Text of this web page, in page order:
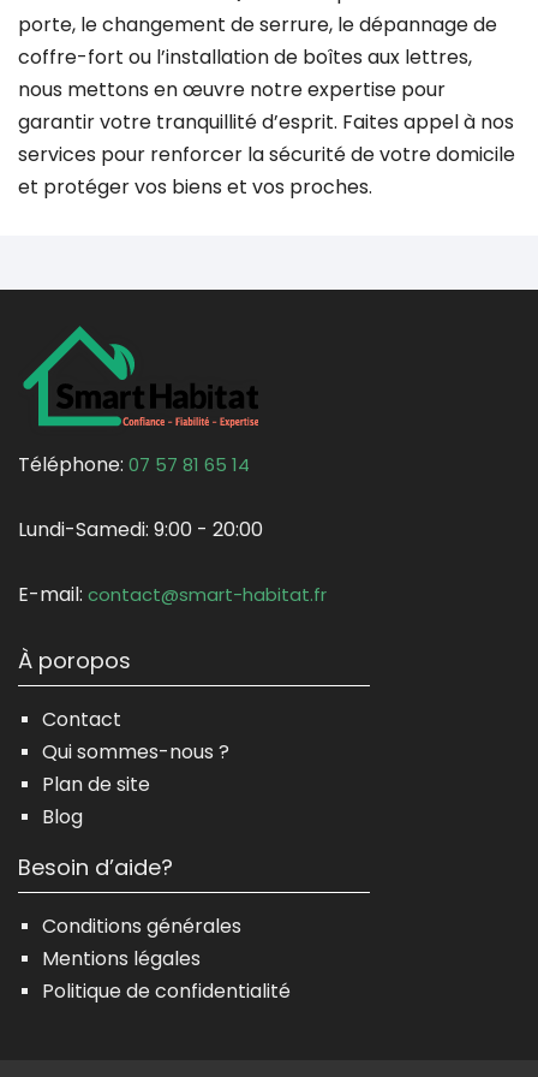
porte, le changement de serrure, le dépannage de
coffre-fort ou l’installation de boîtes aux lettres,
nous mettons en œuvre notre expertise pour
garantir votre tranquillité d’esprit. Faites appel à nos
services pour renforcer la sécurité de votre domicile
et protéger vos biens et vos proches.
Téléphone: 07 57 81 65 14
Lundi-Samedi: 9:00 - 20:00
E-mail: contact@smart-habitat.fr
À poropos
Contact
Qui sommes-nous ?
Plan de site
Blog
Besoin d’aide?
Conditions générales
Mentions légales
Politique de confidentialité